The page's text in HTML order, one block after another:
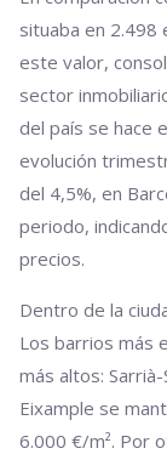
situaba en 2.498
este valor,
sector
del país se hace
evolución
del 4,5%, en
periodo,
precios.
Dentro de la
Los barrios más
más altos:
Eixample se
6.000 €/m². Por